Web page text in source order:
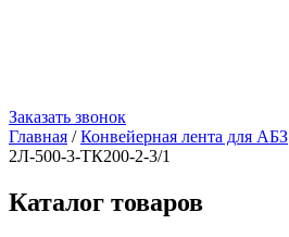
Заказать звонок
Главная /Конвейерная лента для АБЗ
2Л-500-3-ТК200-2-3/1
Каталог товаров